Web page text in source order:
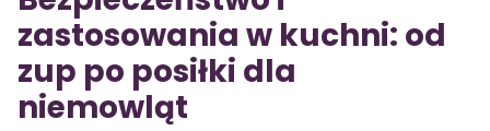
zastosowania w kuchni: od
zup po posiłki dla
niemowląt